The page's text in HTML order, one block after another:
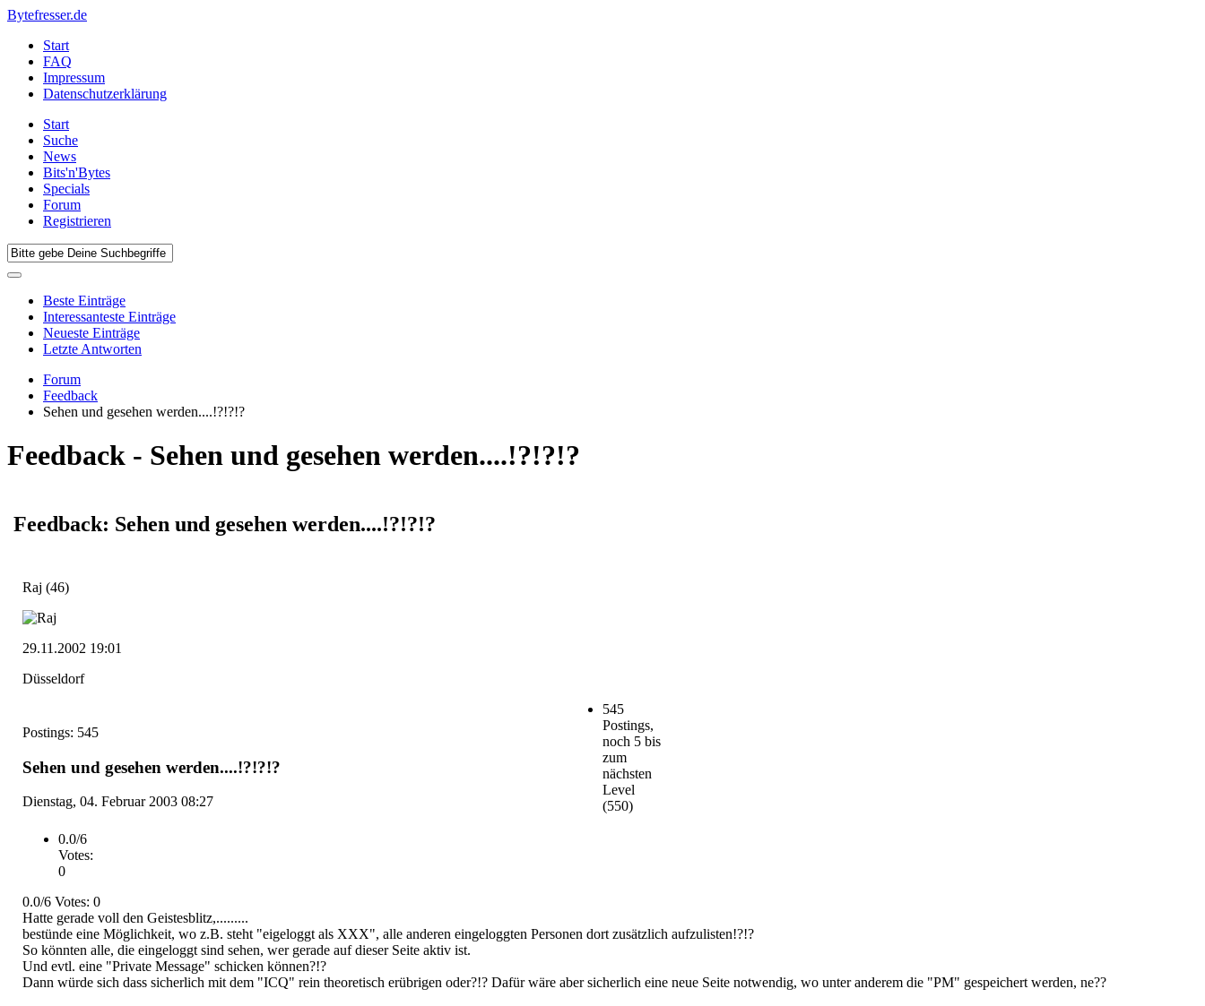
Bytefresser.de
Start
FAQ
Impressum
Datenschutzerklärung
Start
Suche
News
Bits'n'Bytes
Specials
Forum
Registrieren
Beste Einträge
Interessanteste Einträge
Neueste Einträge
Letzte Antworten
Forum
Feedback
Sehen und gesehen werden....!?!?!?
Feedback - Sehen und gesehen werden....!?!?!?
Feedback: Sehen und gesehen werden....!?!?!?
Raj (46)
29.11.2002 19:01
Düsseldorf
545
Postings,
noch 5 bis
zum
nächsten
Level
(550)
Postings: 545
Sehen und gesehen werden....!?!?!?
Dienstag, 04. Februar 2003 08:27
0.0/6
Votes:
0
0.0/6 Votes: 0
Hatte gerade voll den Geistesblitz,.........
bestünde eine Möglichkeit, wo z.B. steht "eigeloggt als XXX", alle anderen eingeloggten Personen dort zusätzlich aufzulisten!?!?
So könnten alle, die eingeloggt sind sehen, wer gerade auf dieser Seite aktiv ist.
Und evtl. eine "Private Message" schicken können?!?
Dann würde sich dass sicherlich mit dem "ICQ" rein theoretisch erübrigen oder?!? Dafür wäre aber sicherlich eine neue Seite notwendig, wo unter anderem die "PM" gespeichert werden, ne??